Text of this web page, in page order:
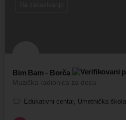
Bim Bam - Borča
Muzička radionica za decu
Edukativni centar, Umetnička škola